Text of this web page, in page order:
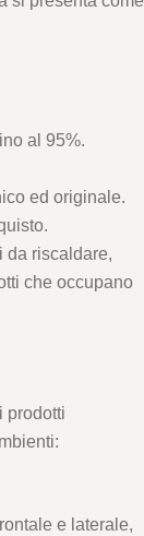
al 95%.
ed originale.
da riscaldare,
che occupano
prodotti
e laterale,